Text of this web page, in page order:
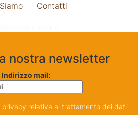
Contatti
nostra newsletter
Indirizzo mail:
relativa al trattamento dei dati